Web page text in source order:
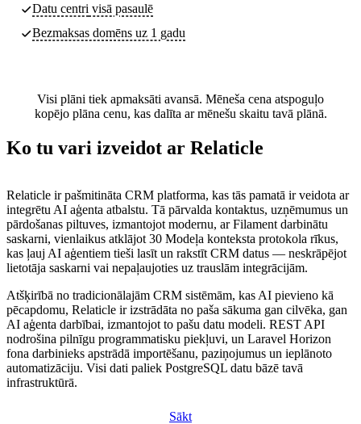
Datu centri visā pasaulē
Bezmaksas domēns uz 1 gadu
Visi plāni tiek apmaksāti avansā. Mēneša cena atspoguļo
kopējo plāna cenu, kas dalīta ar mēnešu skaitu tavā plānā.
Ko tu vari izveidot ar Relaticle
Relaticle ir pašmitināta CRM platforma, kas tās pamatā ir veidota ar
integrētu AI aģenta atbalstu. Tā pārvalda kontaktus, uzņēmumus un
pārdošanas piltuves, izmantojot modernu, ar Filament darbinātu
saskarni, vienlaikus atklājot 30 Modeļa konteksta protokola rīkus,
kas ļauj AI aģentiem tieši lasīt un rakstīt CRM datus — neskrāpējot
lietotāja saskarni vai nepaļaujoties uz trauslām integrācijām.
Atšķirībā no tradicionālajām CRM sistēmām, kas AI pievieno kā
pēcapdomu, Relaticle ir izstrādāta no paša sākuma gan cilvēka, gan
AI aģenta darbībai, izmantojot to pašu datu modeli. REST API
nodrošina pilnīgu programmatisku piekļuvi, un Laravel Horizon
fona darbinieks apstrādā importēšanu, paziņojumus un ieplānoto
automatizāciju. Visi dati paliek PostgreSQL datu bāzē tavā
infrastruktūrā.
Sākt